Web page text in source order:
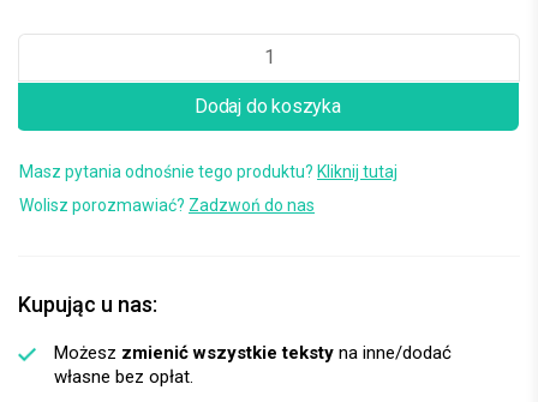
Dodaj do koszyka
Masz pytania odnośnie tego produktu? Kliknij tutaj
Wolisz porozmawiać? Zadzwoń do nas
Kupując u nas:
Możesz zmienić wszystkie teksty na inne/dodać
własne bez opłat.